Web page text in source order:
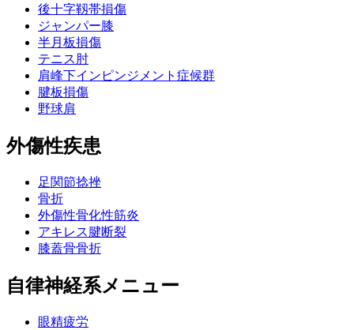
後十字靱帯損傷
ジャンパー膝
半月板損傷
テニス肘
肩峰下インピンジメント症候群
腱板損傷
野球肩
外傷性疾患
足関節捻挫
骨折
外傷性骨化性筋炎
アキレス腱断裂
膝蓋骨骨折
自律神経系メニュー
眼精疲労